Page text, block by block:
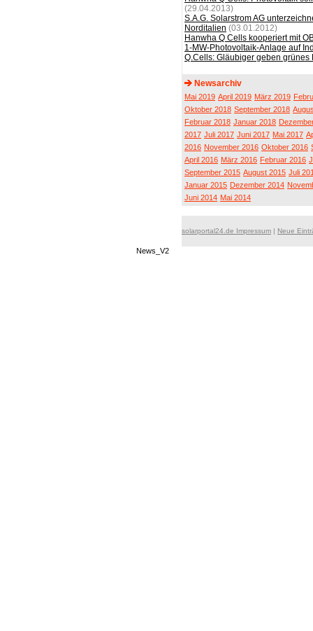
(29.04.2013)
S.A.G. Solarstrom AG
Norditalien (03.01.2012)
Hanwha Q Cells kooperiert mit
1-MW-Photovoltaik-Anlage auf
Q.Cells: Gläubiger geben
Newsarchiv
Mai 2019 April 2019 März 2019
Oktober 2018 September 2018
Februar 2018 Januar 2018
2017 Juli 2017 Juni 2017 Mai 2017
2016 November 2016 Oktober 2016
April 2016 März 2016 Februar 2016
September 2015 August 2015 Juli
Januar 2015 Dezember 2014
Juni 2014 Mai 2014
solarportal24.de Impressum | Neue
News_V2